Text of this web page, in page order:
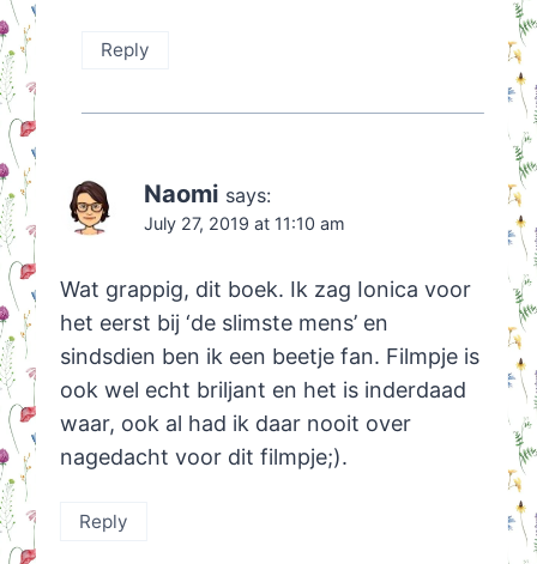
Reply
Naomi says:
July 27, 2019 at 11:10 am
Wat grappig, dit boek. Ik zag Ionica voor
het eerst bij ‘de slimste mens’ en
sindsdien ben ik een beetje fan. Filmpje is
ook wel echt briljant en het is inderdaad
waar, ook al had ik daar nooit over
nagedacht voor dit filmpje;).
Reply